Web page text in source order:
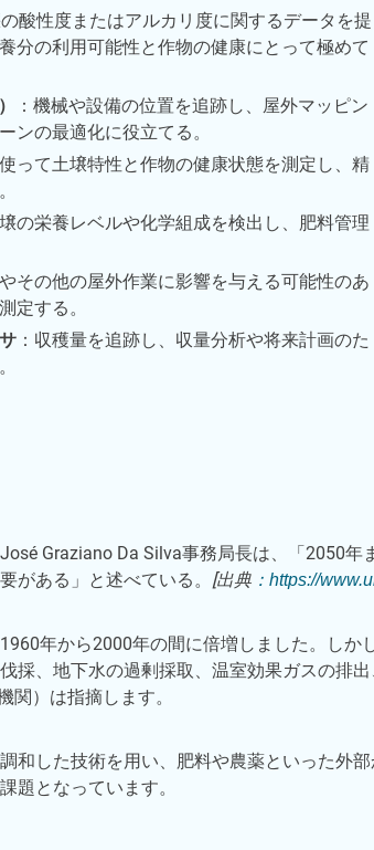
酸性度またはアルカリ度に関するデータを提
分の利用可能性と作物の健康にとって極めて
：機械や設備の位置を追跡し、屋外マッピン
ンの最適化に役立てる。
使って土壌特性と作物の健康状態を測定し、精
の栄養レベルや化学組成を検出し、肥料管理
やその他の屋外作業に影響を与える可能性のあ
定する。
：収穫量を追跡し、収量分析や将来計画のた
Graziano Da Silva事務局長は、「2050
がある」と述べている。 [出典 ：https://
年から2000年の間に倍増しました。しか
伐採、地下水の過剰採取、温室効果ガスの排
関）は指摘します。
和した技術を用い、肥料や農薬といった外
題となっています。